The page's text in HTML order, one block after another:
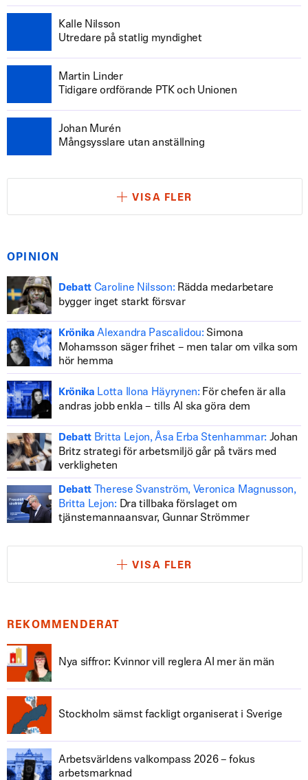
Kalle Nilsson
Utredare på statlig myndighet
Martin Linder
Tidigare ordförande PTK och Unionen
Johan Murén
Mångsysslare utan anställning
VISA FLER
OPINION
Debatt Caroline Nilsson: Rädda medarbetare
bygger inget starkt försvar
Krönika Alexandra Pascalidou: Simona
Mohamsson säger frihet – men talar om vilka som
hör hemma
Krönika Lotta Ilona Häyrynen: För chefen är alla
andras jobb enkla – tills AI ska göra dem
Debatt Britta Lejon, Åsa Erba Stenhammar: Johan
Britz strategi för arbetsmiljö går på tvärs med
verkligheten
Debatt
Therese Svanström, Veronica Magnusson,
Britta Lejon: Dra tillbaka förslaget om
tjänstemannaansvar, Gunnar Strömmer
VISA FLER
REKOMMENDERAT
Nya siffror: Kvinnor vill reglera AI mer än män
Stockholm sämst fackligt organiserat i Sverige
Arbetsvärldens valkompass 2026 – fokus
arbetsmarknad